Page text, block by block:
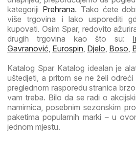
kategoriji Prehrana. Tako ćete
više trgovina i lako usporediti
kupovati. Osim Spar, redovito
drugih trgovina kao što su:
Gavranović, Eurospin, Djelo, Boso,
Katalog Spar Katalog idealan je
uštedjeti, a pritom se ne želi odreći
preglednom rasporedu stranica
vam treba. Bilo da se radi o
namirnica, posebnim sezonskim
paketima popularnih marki – u
jednom mjestu.